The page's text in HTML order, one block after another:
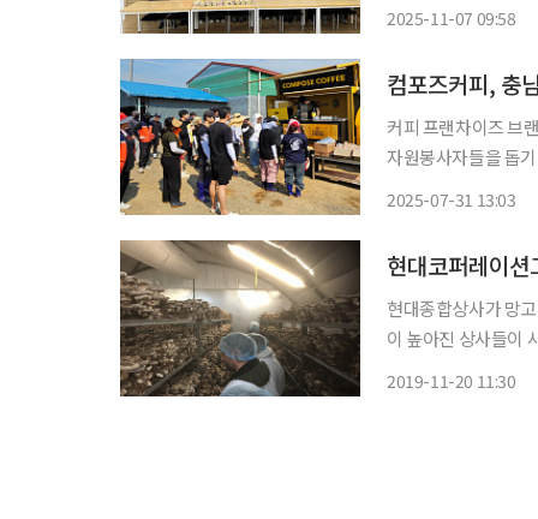
2025-11-07 09:58
컴포즈커피, 충
커피 프랜차이즈 브
자원봉사자들을 돕기 위
2025-07-31 13:03
현대코퍼레이
현대종합상사가 망
이 높아진 상사들이
2019-11-20 11:30